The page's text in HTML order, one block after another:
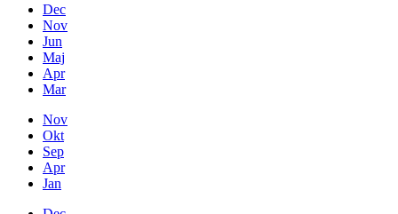
Dec
Nov
Jun
Maj
Apr
Mar
Nov
Okt
Sep
Apr
Jan